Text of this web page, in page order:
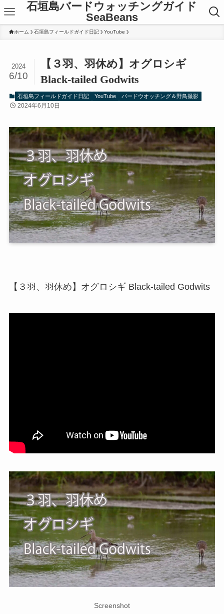
石垣島バードウォッチングガイド
SeaBeans
ホーム 石垣島フィールドガイド日記 YouTube
【３羽、羽休め】オグロシギ
Black-tailed Godwits
2024
6/10
石垣島フィールドガイド日記 YouTube バードウオッチング＆野鳥撮影
2024年6月10日
【３羽、羽休め】オグロシギ Black-tailed Godwits
Screenshot